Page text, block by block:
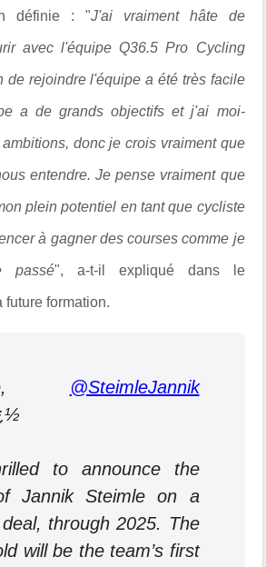
définie : "J'ai vraiment hâte de
avec l'équipe Q36.5 Pro Cycling
de rejoindre l'équipe a été très facile
a de grands objectifs et j'ai moi-
donc je crois vraiment que
entendre. Je pense vraiment que
plein potentiel en tant que cycliste
à gagner des courses comme je
passé", a-t-il expliqué dans le
future formation.
@SteimleJannik
to announce the
Jannik Steimle on a
through 2025. The
will be the team’s first